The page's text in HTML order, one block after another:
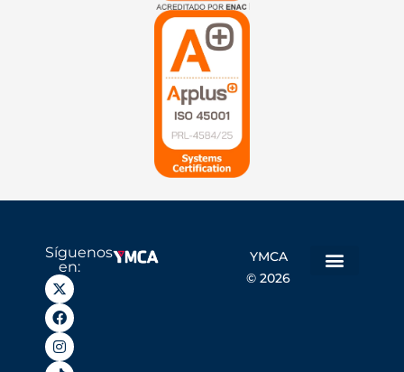
Síguenos
en:
YMCA
© 2026